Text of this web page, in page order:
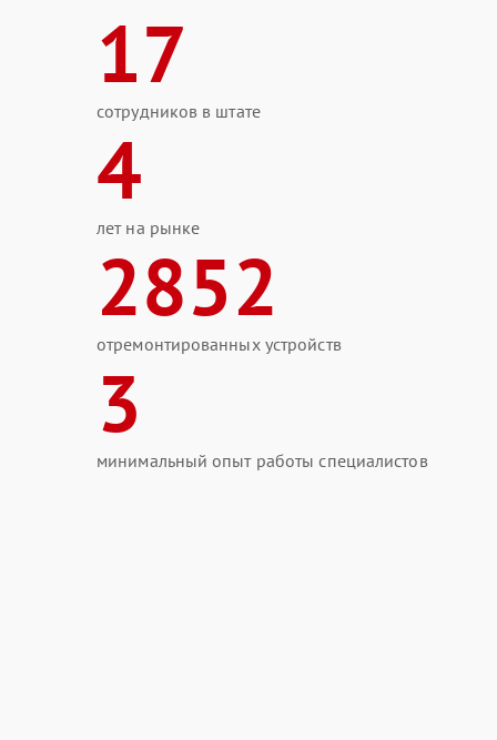
17
сотрудников в штате
4
лет на рынке
2852
отремонтированных устройств
3
минимальный опыт работы специалистов